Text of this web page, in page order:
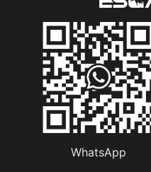
WhatsApp